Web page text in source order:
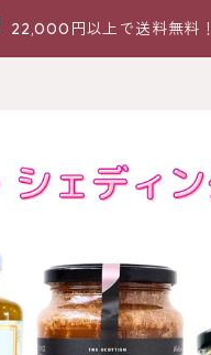
22,000円以上で送料無料！